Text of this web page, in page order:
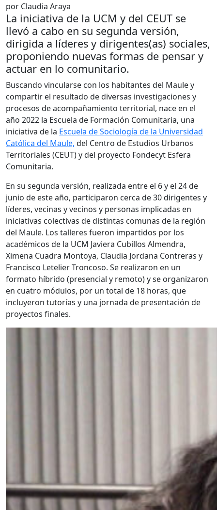
por Claudia Araya
La iniciativa de la UCM y del CEUT se
llevó a cabo en su segunda versión,
dirigida a líderes y dirigentes(as) sociales,
proponiendo nuevas formas de pensar y
actuar en lo comunitario.
Buscando vincularse con los habitantes del Maule y
compartir el resultado de diversas investigaciones y
procesos de acompañamiento territorial, nace en el
año 2022 la Escuela de Formación Comunitaria, una
iniciativa de la Escuela de Sociología de la Universidad
Católica del Maule, del Centro de Estudios Urbanos
Territoriales (CEUT) y del proyecto Fondecyt Esfera
Comunitaria.
En su segunda versión, realizada entre el 6 y el 24 de
junio de este año, participaron cerca de 30 dirigentes y
líderes, vecinas y vecinos y personas implicadas en
iniciativas colectivas de distintas comunas de la región
del Maule. Los talleres fueron impartidos por los
académicos de la UCM Javiera Cubillos Almendra,
Ximena Cuadra Montoya, Claudia Jordana Contreras y
Francisco Letelier Troncoso. Se realizaron en un
formato híbrido (presencial y remoto) y se organizaron
en cuatro módulos, por un total de 18 horas, que
incluyeron tutorías y una jornada de presentación de
proyectos finales.